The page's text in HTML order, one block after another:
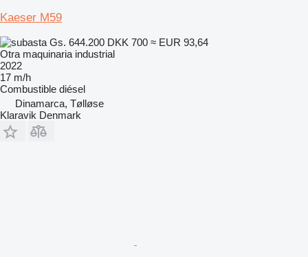
Kaeser M59
Gs. 644.200 DKK 700 ≈ EUR 93,64
Otra maquinaria industrial
2022
17 m/h
Combustible diésel
Dinamarca, Tølløse
Klaravik Denmark